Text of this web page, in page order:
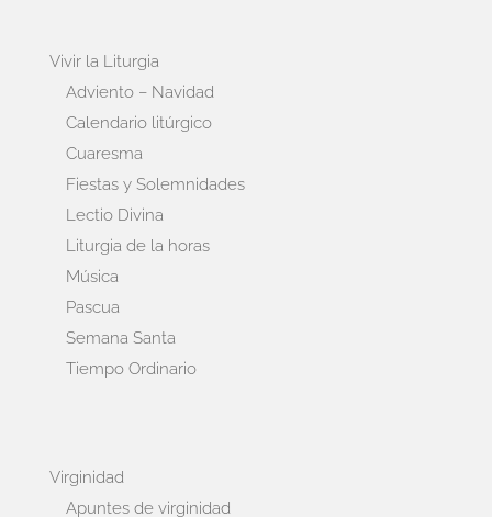
Vivir la Liturgia
Adviento – Navidad
Calendario litúrgico
Cuaresma
Fiestas y Solemnidades
Lectio Divina
Liturgia de la horas
Música
Pascua
Semana Santa
Tiempo Ordinario
Virginidad
Apuntes de virginidad